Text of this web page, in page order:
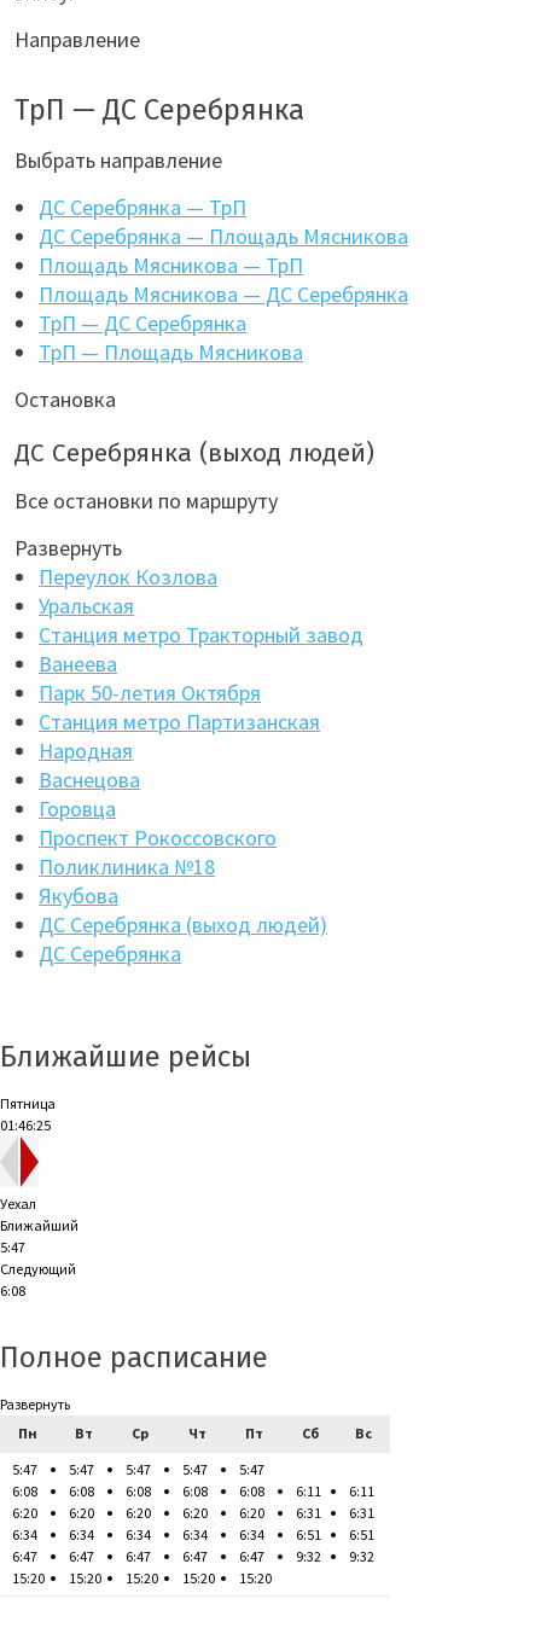
Направление
ТрП — ДС Серебрянка
Выбрать направление
ДС Серебрянка — ТрП
ДС Серебрянка — Площадь Мясникова
Площадь Мясникова — ТрП
Площадь Мясникова — ДС Серебрянка
ТрП — ДС Серебрянка
ТрП — Площадь Мясникова
Остановка
ДС Серебрянка (выход людей)
Все остановки по маршруту
Развернуть
Переулок Козлова
Уральская
Станция метро Тракторный завод
Ванеева
Парк 50-летия Октября
Станция метро Партизанская
Народная
Васнецова
Горовца
Проспект Рокоссовского
Поликлиника №18
Якубова
ДС Серебрянка (выход людей)
ДС Серебрянка
Ближайшие рейсы
Пятница
01:46:25
Уехал
Ближайший
5:47
Следующий
6:08
Полное расписание
Развернуть
Пн
Вт Ср Чт Пт Сб
Вс
5:47
6:08
6:20
6:34
6:47
15:20
5:47
6:08
6:20
6:34
6:47
15:20
5:47
6:08
6:20
6:34
6:47
15:20
5:47
6:08
6:20
6:34
6:47
15:20
5:47
6:08
6:20
6:34
6:47
15:20
6:11
6:31
6:51
9:32
6:11
6:31
6:51
9:32